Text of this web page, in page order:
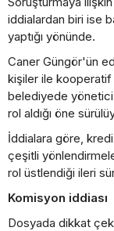
iddialardan biri ise
yaptığı yönünde.
Caner Güngör'ün
kişiler ile kooperatif
belediyede yönetici
rol aldığı öne
İddialara göre, kredi
çeşitli
rol üstlendiği ileri
Komisyon iddiası
Dosyada dikkat